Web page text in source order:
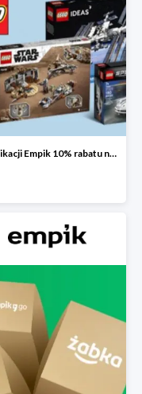
W aplikacji Empik 10% rabatu na klocki LEGO